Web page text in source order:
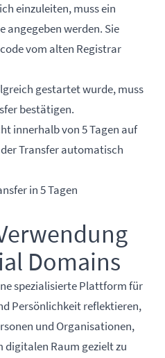
einzuleiten, muss ein
angegeben werden. Sie
vom alten Registrar
gestartet wurde, muss
bestätigen.
innerhalb von 5 Tagen auf
Transfer automatisch
in 5 Tagen
Domains
spezialisierte Plattform für
Persönlichkeit reflektieren,
und Organisationen,
Raum gezielt zu